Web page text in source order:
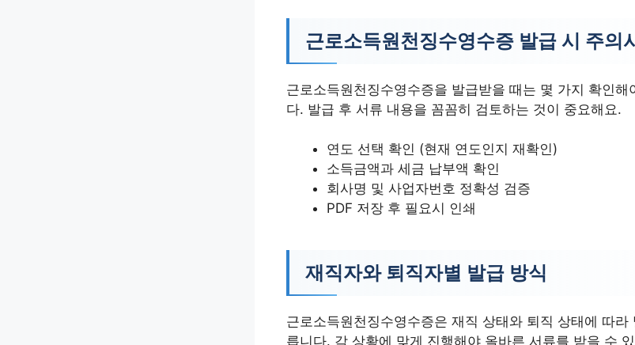
근로소득원천징수영수증 발급 시 주의
근로소득원천징수영수증을 발급받을 때는 몇 가지 확인해
다. 발급 후 서류 내용을 꼼꼼히 검토하는 것이 중요해요.
연도 선택 확인 (현재 연도인지 재확인)
소득금액과 세금 납부액 확인
회사명 및 사업자번호 정확성 검증
PDF 저장 후 필요시 인쇄
재직자와 퇴직자별 발급 방식
근로소득원천징수영수증은 재직 상태와 퇴직 상태에 따라
릅니다. 각 상황에 맞게 진행해야 올바른 서류를 받을 수